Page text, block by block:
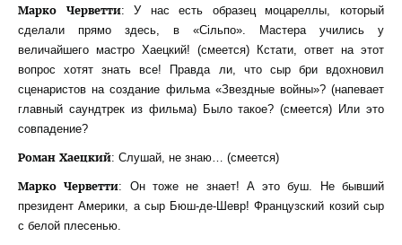
Марко Черветти: У нас есть образец моцареллы, который
сделали прямо здесь, в «Сільпо». Мастера учились у
величайшего мастро Хаецкий! (смеется) Кстати, ответ на этот
вопрос хотят знать все! Правда ли, что сыр бри вдохновил
сценаристов на создание фильма «Звездные войны»? (напевает
главный саундтрек из фильма) Было такое? (смеется) Или это
совпадение?
Роман Хаецкий: Слушай, не знаю… (смеется)
Марко Черветти: Он тоже не знает! А это буш. Не бывший
президент Америки, а сыр Бюш-де-Шевр! Французский козий сыр
с белой плесенью.